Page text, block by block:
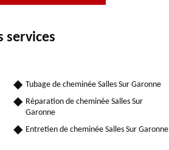
services
Tubage de cheminée Salles Sur Garonne
Réparation de cheminée Salles Sur
Garonne
Entretien de cheminée Salles Sur Garonne